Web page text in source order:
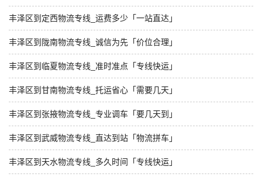
丰泽区到定西物流专线_运费多少「一站直达」
丰泽区到陇南物流专线_诚信为先「价位合理」
丰泽区到临夏物流专线_准时准点「专线快运」
丰泽区到甘南物流专线_托运省心「需要几天」
丰泽区到张掖物流专线_专业调车「要几天到」
丰泽区到武威物流专线_直达到站「物流拼车」
丰泽区到天水物流专线_多久时间「专线快运」